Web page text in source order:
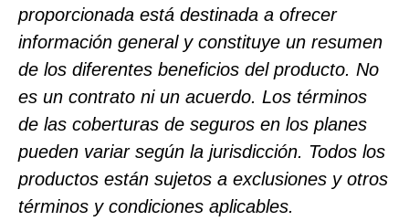
proporcionada está destinada a ofrecer
información general y constituye un resumen
de los diferentes beneficios del producto. No
es un contrato ni un acuerdo. Los términos
de las coberturas de seguros en los planes
pueden variar según la jurisdicción. Todos los
productos están sujetos a exclusiones y otros
términos y condiciones aplicables.